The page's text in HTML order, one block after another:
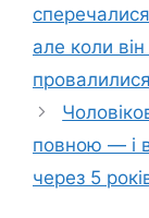
але коли
повною — і
через 5